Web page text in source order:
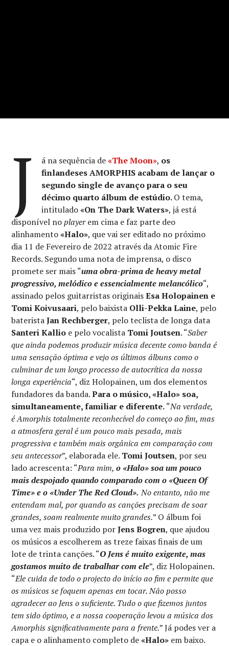
J á na sequência de«The Moon», os
finlandeses AMORPHIS acabam de lançar o
segundo single de avanço para o seu
décimo quarto álbum de estúdio.O tema,
intitulado«On The Dark Waters», já está
disponível noplayerem cima e faz parte deo
alinhamento«Halo», que vai ser editado no próximo
dia 11 de Fevereiro de 2022 através da Atomic Fire
Records. Segundo uma nota de imprensa, o disco
promete ser mais “uma obra-prima de heavy metal
progressivo, melódico e essencialmente melancólico“,
assinado pelos guitarristas originaisEsa Holopainen e
Tomi Koivusaari, pelo baixista Olli-Pekka Laine, pelo
bateristaJan Rechberger, pelo teclista de longa data
Santeri Kallio e pelo vocalista Tomi Joutsen. “Saber
que ainda podemos produzir música decente como banda é
uma sensação óptima e vejo os últimos álbuns como o
culminar de um longo processo de autocrítica da nossa
longa experiência“, diz Holopainen, um dos elementos
fundadores da banda.Para o músico, «Halo» soa,
simultaneamente, familiar e diferente.“Na verdade,
é Amorphis totalmente reconhecível do começo ao fim, mas
a atmosfera geral é um pouco mais pesada, mais
progressiva e também mais orgânica em comparação com
seu antecessor”, elaborada ele. Tomi Joutsen, por seu
lado acrescenta: “Para mim,o «Halo» soa um pouco
mais despojado quando comparado com o «Queen Of
Time» e o «Under The Red Cloud». No entanto, não me
entendam mal, por quando as canções precisam de soar
grandes, soam realmente muito grandes.” O álbum foi
uma vez mais produzido porJens Bogren, que ajudou
os músicos a escolherem as treze faixas finais de um
lote de trinta canções. “O Jens é muito exigente, mas
gostamos muito de trabalhar com ele”, diz Holopainen.
“Ele cuida de todo o projecto do início ao fim e permite que
os músicos se foquem apenas em tocar. Não posso
agradecer ao Jens o suficiente. Tudo o que fizemos juntos
tem sido óptimo, e a nossa cooperação levou a música dos
Amorphis significativamente para a frente.” Já podes ver a
capa e o alinhamento completo de«Halo» em baixo.